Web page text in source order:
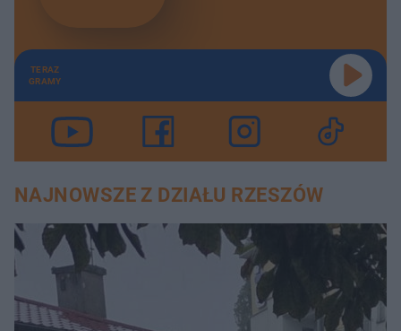
TERAZ
GRAMY
NAJNOWSZE Z DZIAŁU RZESZÓW